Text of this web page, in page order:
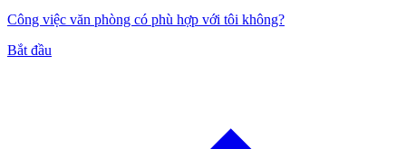
Công việc văn phòng có phù hợp với tôi không?
Bắt đầu